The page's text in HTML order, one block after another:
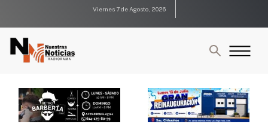
Viernes 7 de Agosto, 2026